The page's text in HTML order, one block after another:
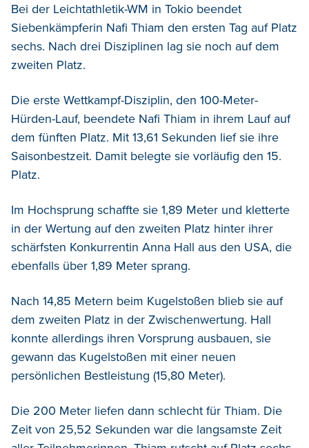
Bei der Leichtathletik-WM in Tokio beendet
Siebenkämpferin Nafi Thiam den ersten Tag auf Platz
sechs. Nach drei Disziplinen lag sie noch auf dem
zweiten Platz.
Die erste Wettkampf-Disziplin, den 100-Meter-
Hürden-Lauf, beendete Nafi Thiam in ihrem Lauf auf
dem fünften Platz. Mit 13,61 Sekunden lief sie ihre
Saisonbestzeit. Damit belegte sie vorläufig den 15.
Platz.
Im Hochsprung schaffte sie 1,89 Meter und kletterte
in der Wertung auf den zweiten Platz hinter ihrer
schärfsten Konkurrentin Anna Hall aus den USA, die
ebenfalls über 1,89 Meter sprang.
Nach 14,85 Metern beim Kugelstoßen blieb sie auf
dem zweiten Platz in der Zwischenwertung. Hall
konnte allerdings ihren Vorsprung ausbauen, sie
gewann das Kugelstoßen mit einer neuen
persönlichen Bestleistung (15,80 Meter).
Die 200 Meter liefen dann schlecht für Thiam. Die
Zeit von 25,52 Sekunden war die langsamste Zeit